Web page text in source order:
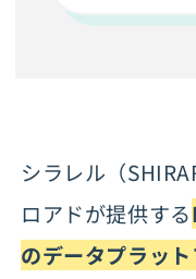
シラレ
シラレ
シラレル（
ロアドが提供する
のデータプラッ